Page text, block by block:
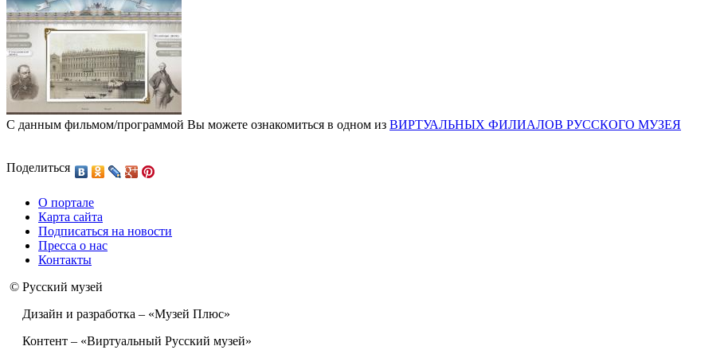
С данным фильмом/программой Вы можете ознакомиться в одном из ВИРТУАЛЬНЫХ ФИЛИАЛОВ РУССКОГО МУЗЕЯ
Поделиться
О портале
Карта сайта
Подписаться на новости
Пресса о нас
Контакты
© Русский музей
Дизайн и разработка – «Музей Плюс»
Контент – «Виртуальный Русский музей»